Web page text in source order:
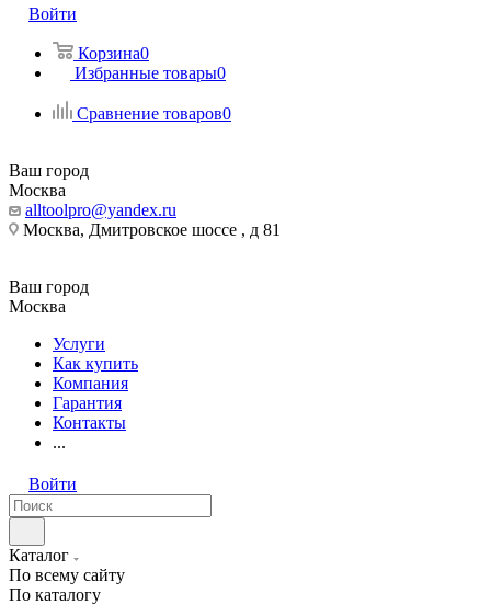
Войти
Корзина0
Избранные товары0
Сравнение товаров0
Ваш город
Москва
alltoolpro@yandex.ru
Москва, Дмитровское шоссе , д 81
Ваш город
Москва
Услуги
Как купить
Компания
Гарантия
Контакты
...
Войти
Каталог
По всему сайту
По каталогу